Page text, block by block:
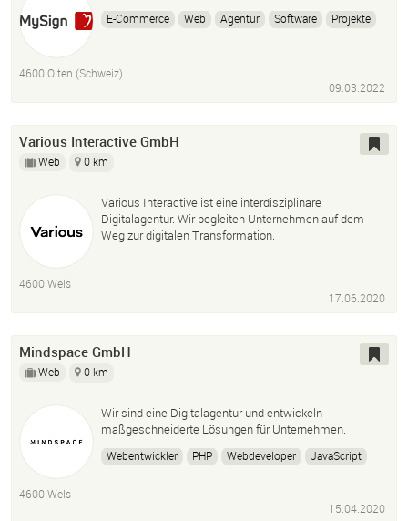
E-Commerce Web Agentur Software
Projekte
4600 Olten (Schweiz)
09.03.2022
Various Interactive GmbH
Web 0 km
Various Interactive ist eine interdisziplinäre
Digitalagentur. Wir begleiten Unternehmen auf dem
Weg zur digitalen Transformation.
4600 Wels
17.06.2020
Mindspace GmbH
Web 0 km
Wir sind eine Digitalagentur und entwickeln
maßgeschneiderte Lösungen für Unternehmen.
Webentwickler PHP Webdeveloper
JavaScript
4600 Wels
15.04.2020